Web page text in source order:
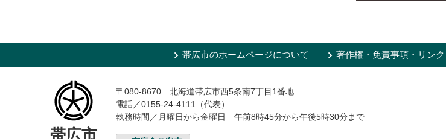
帯広市のホームページについて 著作権・免責事項・リンク
帯広市
〒080-8670 北海道帯広市西5条南7丁目1番地
電話／0155-24-4111（代表）
執務時間／月曜日から金曜日 午前8時45分から午後5時30分まで